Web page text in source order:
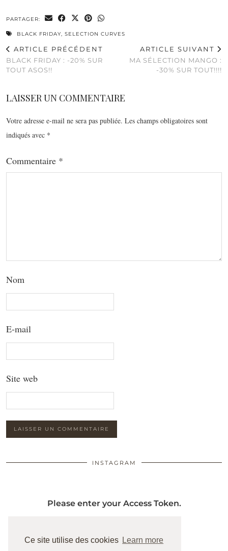
Ce site utilise des cookies Learn more
PARTAGER:
BLACK FRIDAY, SELECTION CURVES
ARTICLE PRÉCÉDENT
BLACK FRIDAY : -20% SUR
TOUT ASOS!!
ARTICLE SUIVANT
MA SÉLECTION MANGO :
-30% SUR TOUT!!!!
LAISSER UN COMMENTAIRE
Votre adresse e-mail ne sera pas publiée. Les champs obligatoires sont
indiqués avec *
Commentaire *
Nom
E-mail
Site web
INSTAGRAM
Please enter your Access Token.